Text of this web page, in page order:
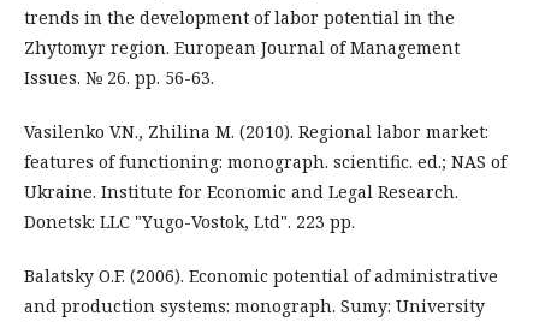
trends in the development of labor potential in the
Zhytomyr region. European Journal of Management
Issues. № 26. pp. 56-63.
Vasilenko V.N., Zhilina M. (2010). Regional labor market:
features of functioning: monograph. scientific. ed.; NAS of
Ukraine. Institute for Economic and Legal Research.
Donetsk: LLC "Yugo-Vostok, Ltd". 223 pp.
Balatsky O.F. (2006). Economic potential of administrative
and production systems: monograph. Sumy: University